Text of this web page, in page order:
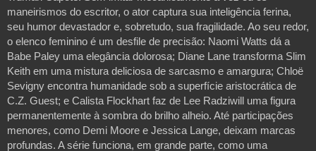
maneirismos do escritor, o ator captura sua inteligência ferina,
seu humor devastador e, sobretudo, sua fragilidade. Ao seu redor,
o elenco feminino é um desfile de precisão: Naomi Watts dá a
Babe Paley uma elegância dolorosa; Diane Lane transforma Slim
Keith em uma mistura deliciosa de sarcasmo e amargura; Chloë
Sevigny encontra humanidade sob a superfície aristocrática de
C.Z. Guest; e Calista Flockhart faz de Lee Radziwill uma figura
permanentemente à sombra do brilho alheio. Até participações
menores, como Demi Moore e Jessica Lange, deixam marcas
profundas. A série funciona, em grande parte, como uma